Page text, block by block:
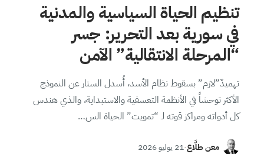
تنظيم الحياة السياسية والمدنية
في سورية بعد التحرير: جسر
“المرحلة الانتقالية” الآمن
تهميدٌ”لازم” بسقوط نظام الأسد، أُسدل الستار عن النموذج
الأكثر توحشاً في الأنظمة التعسفية والاستبداية، والذي هندس
كل أدواته ومراكز قوته لـ “تمويت” الحياة الس…
معن طلَّاع·21 يوليو 2026